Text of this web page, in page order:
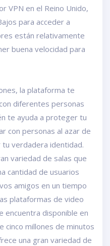
VPN en el Reino Unido,
para acceder a
están relativamente
buena velocidad para
la plataforma te
diferentes personas
te ayuda a proteger tu
con personas al azar de
verdadera identidad.
variedad de salas que
cantidad de usuarios
amigos en un tiempo
plataformas de video
encuentra disponible en
cinco millones de minutos
una gran variedad de